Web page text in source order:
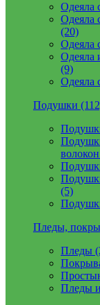
Одеяла
Одеяла
(20)
Одеяла
Одеяла
(9)
Одеяла
Подушки
(5)
Пледы,
Пледы
Пледы